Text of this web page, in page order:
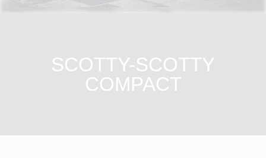
SCOTTY-SCOTTY
COMPACT